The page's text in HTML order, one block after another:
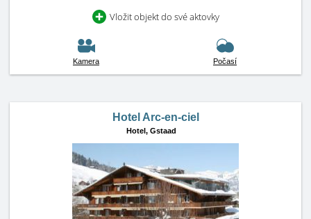
Vložit objekt do své aktovky
Kamera Počasí
Hotel Arc-en-ciel
Hotel, Gstaad